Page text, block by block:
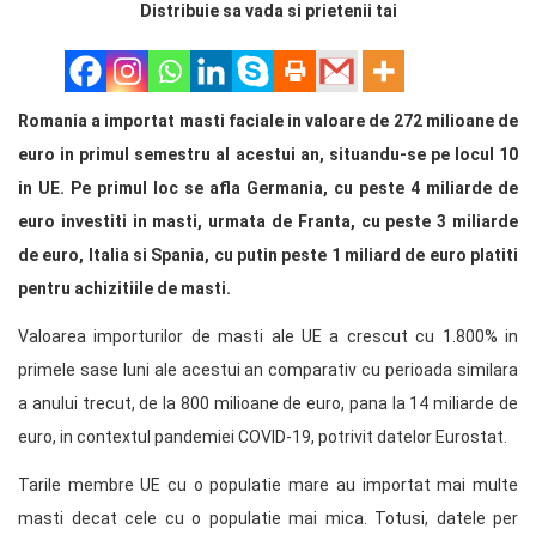
Distribuie sa vada si prietenii tai
Romania a importat masti faciale in valoare de 272 milioane de
euro in primul semestru al acestui an, situandu-se pe locul 10
in UE. Pe primul loc se afla Germania, cu peste 4 miliarde de
euro investiti in masti, urmata de Franta, cu peste 3 miliarde
de euro, Italia si Spania, cu putin peste 1 miliard de euro platiti
pentru achizitiile de masti.
Valoarea importurilor de masti ale UE a crescut cu 1.800% in
primele sase luni ale acestui an comparativ cu perioada similara
a anului trecut, de la 800 milioane de euro, pana la 14 miliarde de
euro, in contextul pandemiei COVID-19, potrivit datelor Eurostat.
Tarile membre UE cu o populatie mare au importat mai multe
masti decat cele cu o populatie mai mica. Totusi, datele per